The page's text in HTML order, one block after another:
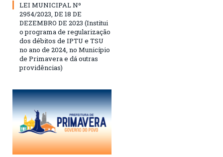
LEI MUNICIPAL Nº
2954/2023, DE 18 DE
DEZEMBRO DE 2023 (Institui
o programa de regularização
dos débitos de IPTU e TSU
no ano de 2024, no Município
de Primavera e dá outras
providências)